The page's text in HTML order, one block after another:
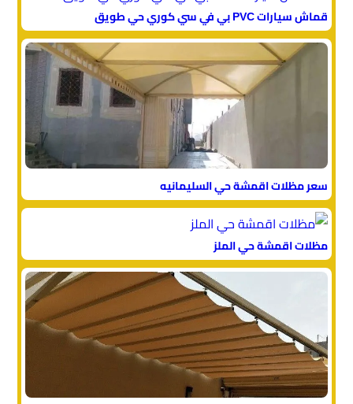
قماش سيارات PVC بي في سي كوري حي طويق
سعر مظلات اقمشة حي السليمانيه
مظلات اقمشة حي الملز